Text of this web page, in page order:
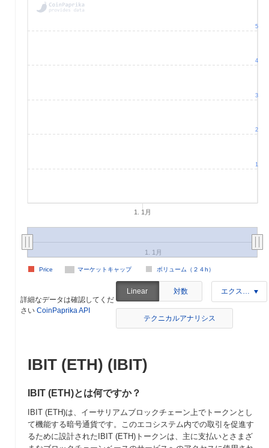
1. 1月
マーケットキャップ ボリューム（２４h）
Price
1. 1月
1
2
3
4
5
詳細なデータは確認してくだ
さい CoinPaprika API
Linear 対数 エクスポート
テクニカルアナリシス
IBIT (ETH) (IBIT)
IBIT (ETH)とは何ですか？
IBIT (ETH)は、イーサリアムブロックチェーン上でトークンとし
て機能する暗号通貨です。このエコシステム内での取引を促進す
るために設計されたIBIT (ETH)トークンは、主に支払いとさまざ